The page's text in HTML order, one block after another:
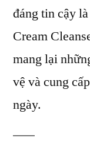
đáng tin cậy
Cream
mang lại
vệ và cung
ngày.